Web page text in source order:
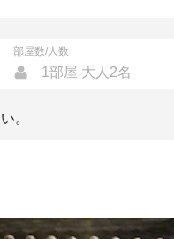
部屋数/人数
1部屋 大人2名
。